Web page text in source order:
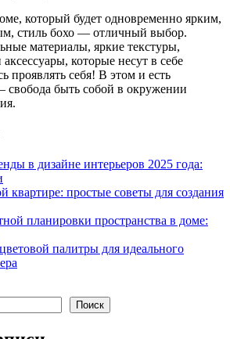
который будет одновременно ярким,
стиль бохо — отличный выбор.
материалы, яркие текстуры,
которые несут в себе
проявлять себя! В этом и есть
быть собой в окружении
в дизайне интерьеров 2025 года:
квартире: простые советы для создания
планировки пространства в доме:
палитры для идеального
Поиск